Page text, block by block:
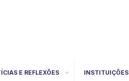
E REFLEXÕES INSTITUIÇÕES